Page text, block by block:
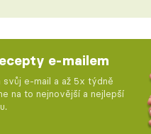
e-mailem
svůj e-mail a až 5x týdně
na to nejnovější a nejlepší